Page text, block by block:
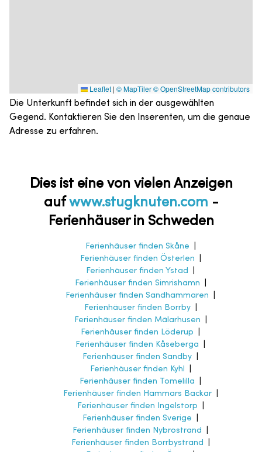
Leaflet | © MapTiler© OpenStreetMap contributors
Die Unterkunft befindet sich in der ausgewählten
Gegend. Kontaktieren Sie den Inserenten, um die genaue
Adresse zu erfahren.
Dies ist eine von vielen Anzeigen
auf www.stugknuten.com -
Ferienhäuser in Schweden
Ferienhäuser finden Skåne
Ferienhäuser finden Österlen
Ferienhäuser finden Ystad
Ferienhäuser finden Simrishamn
Ferienhäuser finden Sandhammaren
Ferienhäuser finden Borrby|
Ferienhäuser finden Mälarhusen
Ferienhäuser finden Löderup
Ferienhäuser finden Kåseberga
Ferienhäuser finden Sandby
Ferienhäuser finden Kyhl
Ferienhäuser finden Tomelilla
Ferienhäuser finden Hammars Backar|
Ferienhäuser finden Ingelstorp
Ferienhäuser finden Sverige
Ferienhäuser finden Nybrostrand
Ferienhäuser finden Borrbystrand